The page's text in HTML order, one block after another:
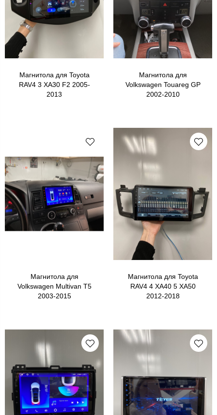
Магнитола для Toyota
RAV4 3 XA30 F2 2005-
2013
Магнитола для
Volkswagen Touareg GP
2002-2010
Магнитола для
Volkswagen Multivan T5
2003-2015
Магнитола для Toyota
RAV4 4 XA40 5 XA50
2012-2018